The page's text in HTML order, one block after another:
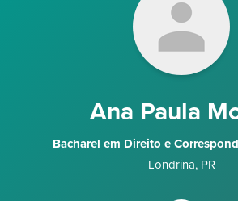
Ana Paula
Bacharel em Direito e
Londrina, PR